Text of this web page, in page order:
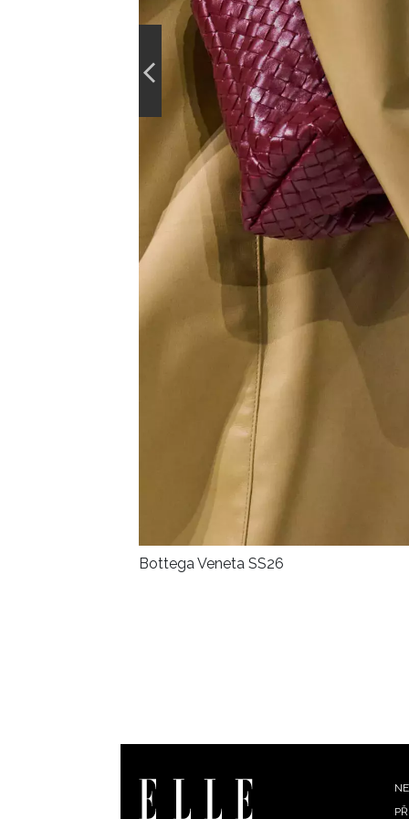
Bottega Veneta SS26